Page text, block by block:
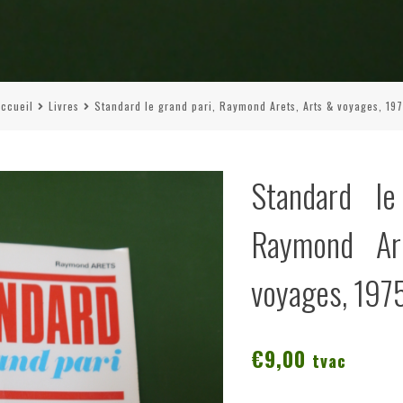
Livres Standard le grand pari, Raymond Arets, Arts & voyages,
Standard
Raymond
voyages,
€9,00 tvac